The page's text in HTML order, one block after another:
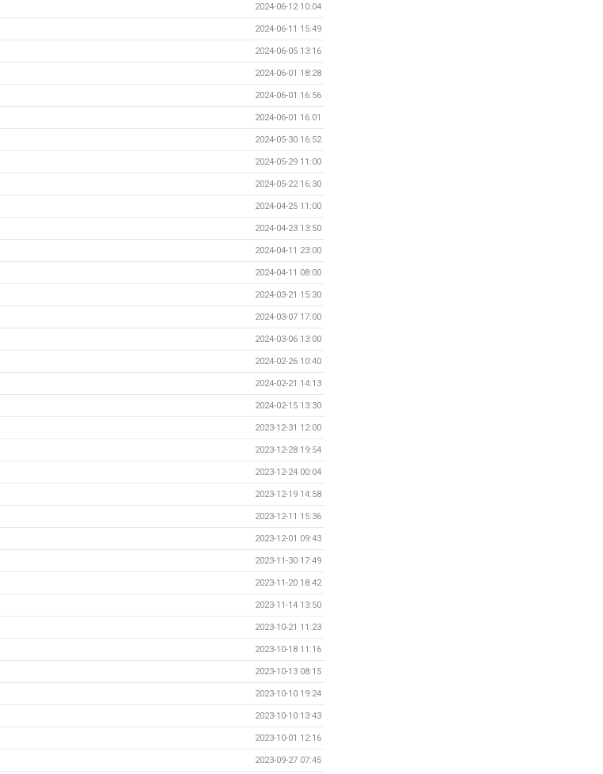
2024-06-12 10:04
2024-06-11 15:49
2024-06-05 13:16
2024-06-01 18:28
2024-06-01 16:56
2024-06-01 16:01
2024-05-30 16:52
2024-05-29 11:00
2024-05-22 16:30
2024-04-25 11:00
2024-04-23 13:50
2024-04-11 23:00
2024-04-11 08:00
2024-03-21 15:30
2024-03-07 17:00
2024-03-06 13:00
2024-02-26 10:40
2024-02-21 14:13
2024-02-15 13:30
2023-12-31 12:00
2023-12-28 19:54
2023-12-24 00:04
2023-12-19 14:58
2023-12-11 15:36
2023-12-01 09:43
2023-11-30 17:49
2023-11-20 18:42
2023-11-14 13:50
2023-10-21 11:23
2023-10-18 11:16
2023-10-13 08:15
2023-10-10 19:24
2023-10-10 13:43
2023-10-01 12:16
2023-09-27 07:45